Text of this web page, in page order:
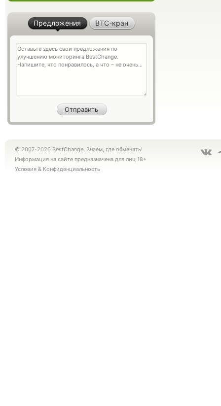
Предложения BTC-кран
© 2007-2026 BestChange. Знаем, где обменять!
Информация на сайте предназначена для лиц 18+
Условия & Конфиденциальность